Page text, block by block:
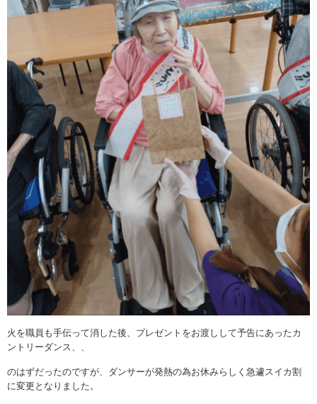
火を職員も手伝って消した後、プレゼントをお渡しして予告にあったカ
ントリーダンス、、
のはずだったのですが、ダンサーが発熱の為お休みらしく急遽スイカ割
に変更となりました。